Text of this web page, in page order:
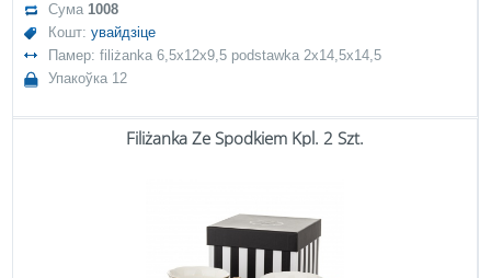
Сума1008
Кошт:увайдзіце
Памер: filiżanka 6,5x12x9,5 podstawka 2x14,5x14,5
Упакоўка 12
Filiżanka Ze Spodkiem Kpl. 2 Szt.